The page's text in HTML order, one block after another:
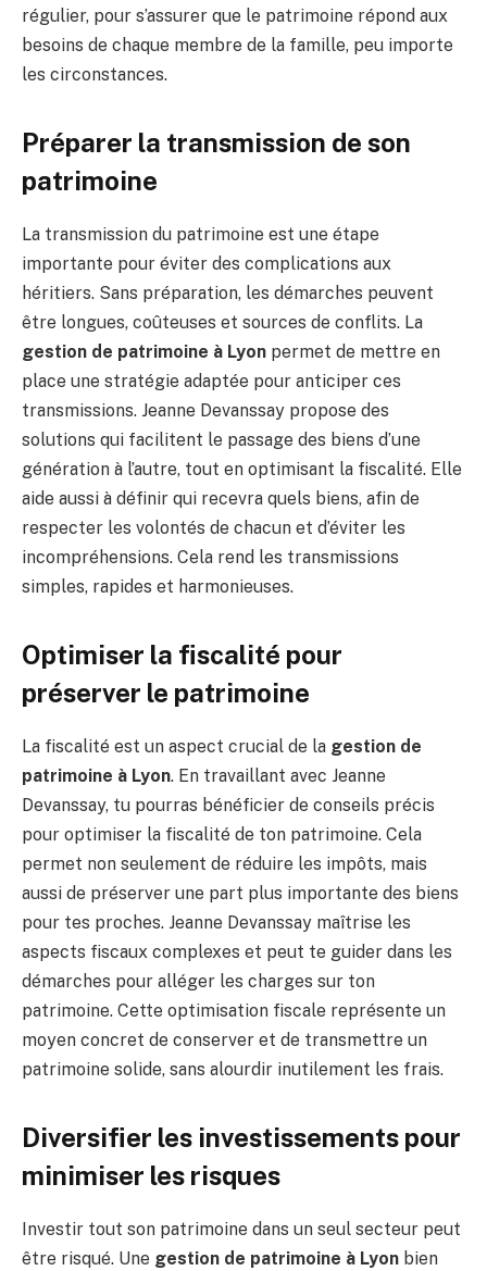
régulier, pour s’assurer que le patrimoine répond aux
besoins de chaque membre de la famille, peu importe
les circonstances.
Préparer la transmission de son
patrimoine
La transmission du patrimoine est une étape
importante pour éviter des complications aux
héritiers. Sans préparation, les démarches peuvent
être longues, coûteuses et sources de conflits. La
gestion de patrimoine à Lyon permet de mettre en
place une stratégie adaptée pour anticiper ces
transmissions. Jeanne Devanssay propose des
solutions qui facilitent le passage des biens d’une
génération à l’autre, tout en optimisant la fiscalité. Elle
aide aussi à définir qui recevra quels biens, afin de
respecter les volontés de chacun et d’éviter les
incompréhensions. Cela rend les transmissions
simples, rapides et harmonieuses.
Optimiser la fiscalité pour
préserver le patrimoine
La fiscalité est un aspect crucial de la gestion de
patrimoine à Lyon. En travaillant avec Jeanne
Devanssay, tu pourras bénéficier de conseils précis
pour optimiser la fiscalité de ton patrimoine. Cela
permet non seulement de réduire les impôts, mais
aussi de préserver une part plus importante des biens
pour tes proches. Jeanne Devanssay maîtrise les
aspects fiscaux complexes et peut te guider dans les
démarches pour alléger les charges sur ton
patrimoine. Cette optimisation fiscale représente un
moyen concret de conserver et de transmettre un
patrimoine solide, sans alourdir inutilement les frais.
Diversifier les investissements pour
minimiser les risques
Investir tout son patrimoine dans un seul secteur peut
être risqué. Une gestion de patrimoine à Lyon bien